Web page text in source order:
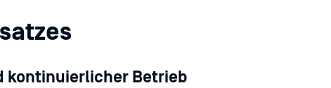
kontinuierlicher Betrieb